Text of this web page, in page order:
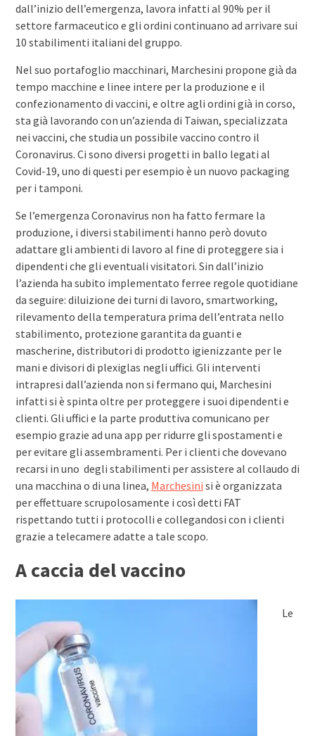
dall’inizio dell’emergenza, lavora infatti al 90% per il
settore farmaceutico e gli ordini continuano ad arrivare sui
10 stabilimenti italiani del gruppo.
Nel suo portafoglio macchinari, Marchesini propone già da
tempo macchine e linee intere per la produzione e il
confezionamento di vaccini, e oltre agli ordini già in corso,
sta già lavorando con un’azienda di Taiwan, specializzata
nei vaccini, che studia un possibile vaccino contro il
Coronavirus. Ci sono diversi progetti in ballo legati al
Covid-19, uno di questi per esempio è un nuovo packaging
per i tamponi.
Se l’emergenza Coronavirus non ha fatto fermare la
produzione, i diversi stabilimenti hanno però dovuto
adattare gli ambienti di lavoro al fine di proteggere sia i
dipendenti che gli eventuali visitatori. Sin dall’inizio
l’azienda ha subito implementato ferree regole quotidiane
da seguire: diluizione dei turni di lavoro, smartworking,
rilevamento della temperatura prima dell’entrata nello
stabilimento, protezione garantita da guanti e
mascherine, distributori di prodotto igienizzante per le
mani e divisori di plexiglas negli uffici. Gli interventi
intrapresi dall’azienda non si fermano qui, Marchesini
infatti si è spinta oltre per proteggere i suoi dipendenti e
clienti. Gli uffici e la parte produttiva comunicano per
esempio grazie ad una app per ridurre gli spostamenti e
per evitare gli assembramenti. Per i clienti che dovevano
recarsi in uno degli stabilimenti per assistere al collaudo di
una macchina o di una linea, Marchesini si è organizzata
per effettuare scrupolosamente i così detti FAT
rispettando tutti i protocolli e collegandosi con i clienti
grazie a telecamere adatte a tale scopo.
A caccia del vaccino
Le